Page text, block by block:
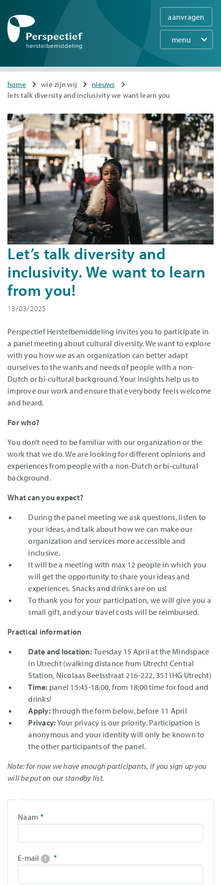
en
naar
inhoud
gaan
navigation
menu
aanvragen
You
are
here
home wie zijn wij
nieuws
lets talk diversity and inclusivity we want learn you
Let’s talk diversity and
inclusivity. We want to learn
from you!
13/03/2025
Perspectief Herstelbemiddeling invites you to participate in
a panel meeting about cultural diversity. We want to explore
with you how we as an organization can better adapt
ourselves to the wants and needs of people with a non-
Dutch or bi-cultural background. Your insights help us to
improve our work and ensure that everybody feels welcome
and heard.
For who?
You don’t need to be familiar with our organization or the
work that we do. We are looking for different opinions and
experiences from people with a non-Dutch or bi-cultural
background.
What can you expect?
During the panel meeting we ask questions, listen to
your ideas, and talk about how we can make our
organization and services more accessible and
inclusive.
It will be a meeting with max 12 people in which you
will get the opportunity to share your ideas and
experiences. Snacks and drinks are on us!
To thank you for your participation, we will give you a
small gift, and your travel costs will be reimbursed.
Practical information
Date and location:Tuesday 15 April at the Mindspace
in Utrecht (walking distance from Utrecht Central
Station, Nicolaas Beetsstraat 216-222, 3511HG Utrecht)
Time: panel 15:45-18:00, from 18:00 time for food and
drinks!
Apply:through the form below, before 11 April
Privacy:Your privacy is our priority. Participation is
anonymous and your identity will only be known to
the other participants of the panel.
Note: for now we have enough participants, if you sign up you
will be put on our standby list.
Naam
E-mail ?